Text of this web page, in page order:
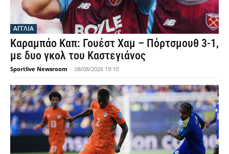
ΑΓΓΛΙΑ
Καραμπάο Καπ: Γουέστ Χαμ – Πόρτσμουθ 3-1,
με δυο γκολ του Καστεγιάνος
Sportlive Newsroom - 08/08/2026 19:10